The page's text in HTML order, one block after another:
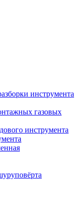
инструмента
газовых
инструмента